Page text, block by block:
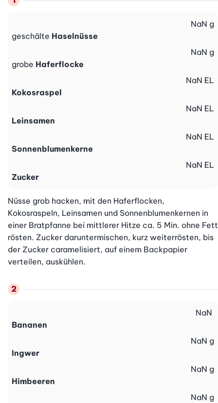
geschälte Haselnüsse
NaN g
grobe Haferflocke
NaN g
Kokosraspel
NaN EL
Leinsamen
NaN EL
Sonnenblumenkerne
NaN EL
Zucker
NaN EL
Nüsse grob hacken, mit den Haferflocken,
Kokosraspeln, Leinsamen und Sonnenblumenkernen in
einer Bratpfanne bei mittlerer Hitze ca. 5 Min. ohne Fett
rösten. Zucker daruntermischen, kurz weiterrösten, bis
der Zucker caramelisiert, auf einem Backpapier
verteilen, auskühlen.
Bananen
NaN
Ingwer
NaN g
Himbeeren
NaN g
NaN g